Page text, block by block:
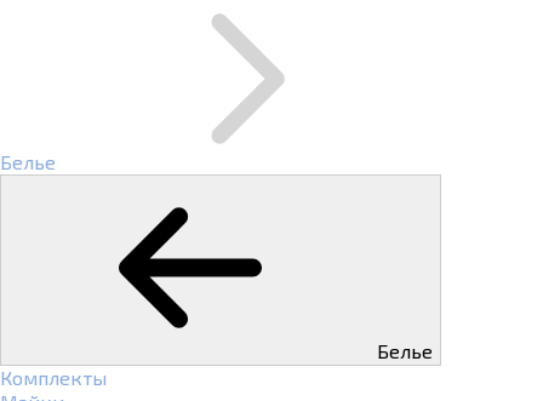
Белье
Белье
Комплекты